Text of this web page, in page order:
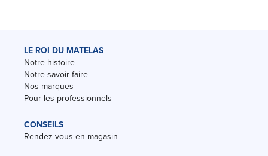
LE ROI DU MATELAS
Notre histoire
Notre savoir-faire
Nos marques
Pour les professionnels
CONSEILS
Rendez-vous en magasin